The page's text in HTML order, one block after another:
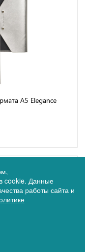
А5 Elegance
cookie. Данные
работы сайта и